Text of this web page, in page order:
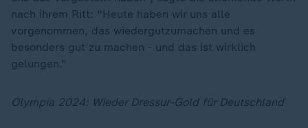
nach ihrem Ritt: "Heute haben wir uns alle
vorgenommen, das wiedergutzumachen und es
besonders gut zu machen - und das ist wirklich
gelungen."
Olympia 2024: Wieder Dressur-Gold für Deutschland